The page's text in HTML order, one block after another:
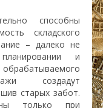
способны
складского
– далеко не
и
создадут
старых забот.
только при